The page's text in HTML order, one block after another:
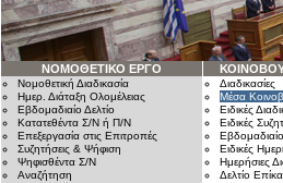
ΝΟΜΟΘΕΤΙΚΟ ΕΡΓΟ
Νομοθετική Διαδικασία
Ημερ. Διάταξη Ολομέλειας
Εβδομαδιαίο Δελτίο
Κατατεθέντα Σ/Ν ή Π/Ν
Επεξεργασία στις Επιτροπές
Συζητήσεις & Ψήφιση
Ψηφισθέντα Σ/Ν
Αναζήτηση
Διαδικασίες
Μέσα
Ειδικές
Ειδικές
Εβδομαδιαίο
Ειδικές
Ημερήσιες
Δελτίο